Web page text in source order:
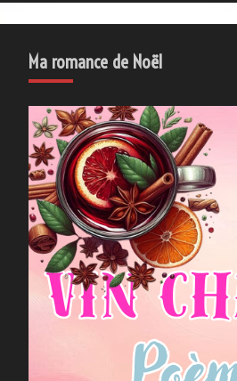
Ma romance de Noël